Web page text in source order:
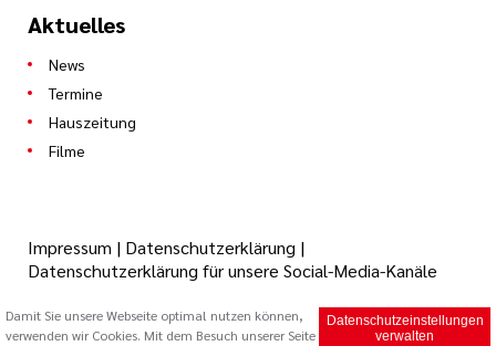
Aktuelles
News
Termine
Hauszeitung
Filme
© 2026 Caritas Trägergesellschaft Saarbrücken mbH (cts)
Impressum | Datenschutzerklärung |
Datenschutzerklärung für unsere Social-Media-Kanäle
Datenschutzeinstellungen
verwalten
Damit Sie unsere Webseite optimal nutzen können,
verwenden wir Cookies. Mit dem Besuch unserer Seite